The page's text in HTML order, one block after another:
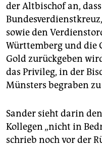
der Altbischof an,
sowie den
Württemberg und die
Gold zurückgeben
das Privileg, in der
Münsters begraben
Sander sieht darin
Kollegen „nicht in
schrieb noch vor der